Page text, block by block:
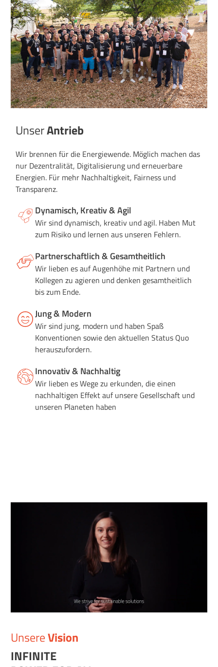
UnserAntrieb
Wir brennen für die Energiewende. Möglich machen das
nur Dezentralität, Digitalisierung und erneuerbare
Energien. Für mehr Nachhaltigkeit, Fairness und
Transparenz.
Dynamisch, Kreativ & Agil
Wir sind dynamisch, kreativ und agil. Haben Mut
zum Risiko und lernen aus unseren Fehlern.
Partnerschaftlich & Gesamtheitlich
Wir lieben es auf Augenhöhe mit Partnern und
Kollegen zu agieren und denken gesamtheitlich
bis zum Ende.
Jung & Modern
Wir sind jung, modern und haben Spaß
Konventionen sowie den aktuellen Status Quo
herauszufordern.
Innovativ & Nachhaltig
Wir lieben es Wege zu erkunden, die einen
nachhaltigen Effekt auf unsere Gesellschaft und
unseren Planeten haben
UnsereVision
INFINITE